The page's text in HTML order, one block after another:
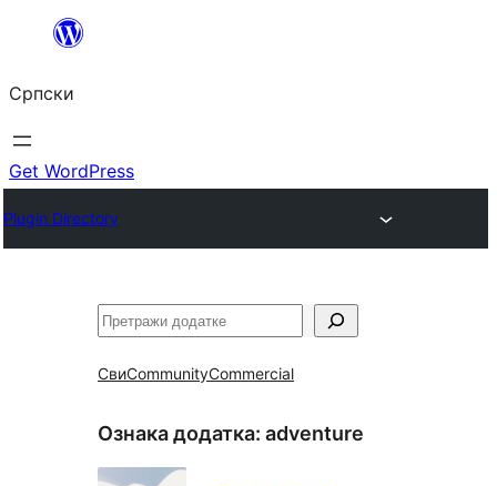
Скочи
садржај
Српски
Get WordPress
Plugin Directory
Претрага
СвиCommunityCommercial
Ознака додатка: adventure